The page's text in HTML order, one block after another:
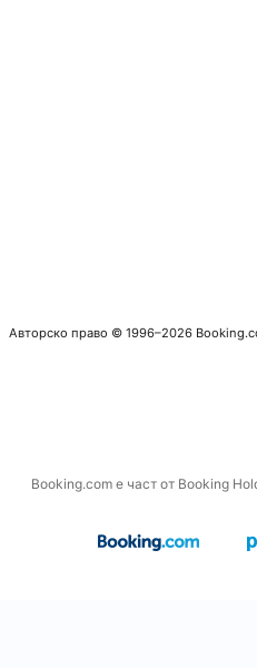
Авторско право © 1996–2026
Booking.com е част от Booking